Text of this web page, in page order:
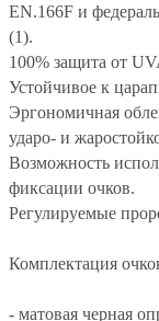
EN.166F и
(1).
100% защита от
Устойчивое к
Эргономичная
ударо- и
Возможность
фиксации очков.
Регулируемые
Комплектация
- матовая черная